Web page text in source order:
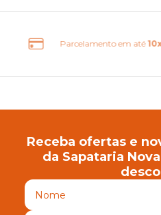
Receba ofertas e
da Sapataria